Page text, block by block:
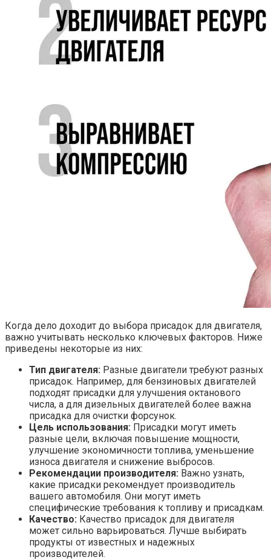
Когда дело доходит до выбора присадок для двигателя,
важно учитывать несколько ключевых факторов. Ниже
приведены некоторые из них:
Тип двигателя: Разные двигатели требуют разных
присадок. Например, для бензиновых двигателей
подходят присадки для улучшения октанового
числа, а для дизельных двигателей более важна
присадка для очистки форсунок.
Цель использования: Присадки могут иметь
разные цели, включая повышение мощности,
улучшение экономичности топлива, уменьшение
износа двигателя и снижение выбросов.
Рекомендации производителя: Важно узнать,
какие присадки рекомендует производитель
вашего автомобиля. Они могут иметь
специфические требования к топливу и присадкам.
Качество: Качество присадок для двигателя
может сильно варьироваться. Лучше выбирать
продукты от известных и надежных
производителей.